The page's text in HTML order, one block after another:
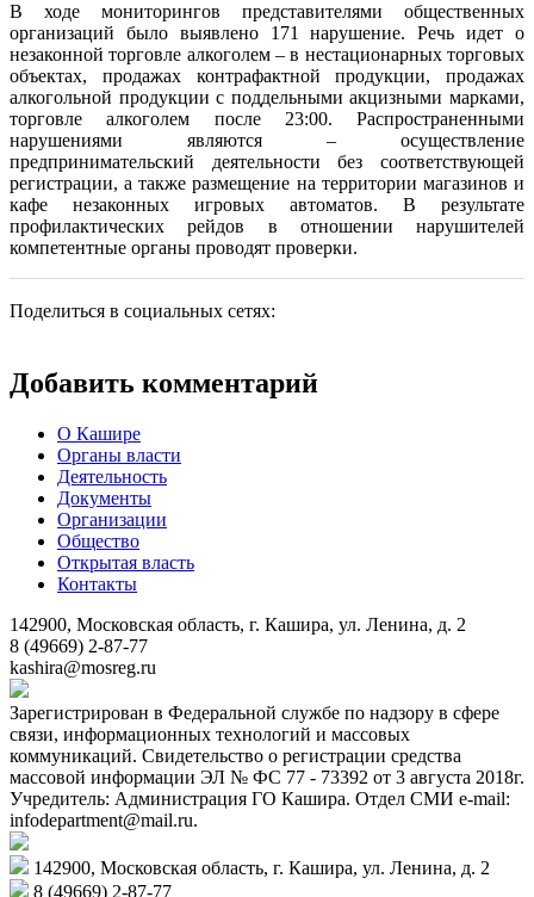
В ходе мониторингов представителями общественных
организаций было выявлено 171 нарушение. Речь идет о
незаконной торговле алкоголем – в нестационарных торговых
объектах, продажах контрафактной продукции, продажах
алкогольной продукции с поддельными акцизными марками,
торговле алкоголем после 23:00. Распространенными
нарушениями являются – осуществление
предпринимательский деятельности без соответствующей
регистрации, а также размещение на территории магазинов и
кафе незаконных игровых автоматов. В результате
профилактических рейдов в отношении нарушителей
компетентные органы проводят проверки.
Поделиться в социальных сетях:
Добавить комментарий
О Кашире
Органы власти
Деятельность
Документы
Организации
Общество
Открытая власть
Контакты
142900, Московская область, г. Кашира, ул. Ленина, д. 2
8 (49669) 2-87-77
kashira@mosreg.ru
Зарегистрирован в Федеральной службе по надзору в сфере
связи, информационных технологий и массовых
коммуникаций. Свидетельство о регистрации средства
массовой информации ЭЛ № ФС 77 - 73392 от 3 августа 2018г.
Учредитель: Администрация ГО Кашира. Отдел СМИ e-mail:
infodepartment@mail.ru.
142900, Московская область, г. Кашира, ул. Ленина, д. 2
8 (49669) 2-87-77